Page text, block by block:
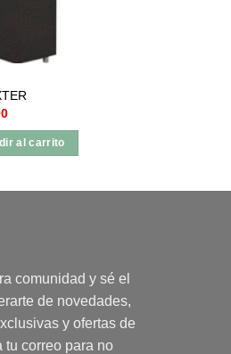
El
actual
es:
al carrito
comunidad y sé el
de novedades,
y ofertas de
tu correo para no